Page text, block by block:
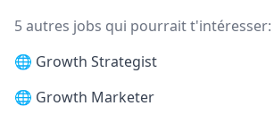
5 autres jobs qui pourrait t'intéresser:
🌐 Growth Strategist
🌐 Growth Marketer